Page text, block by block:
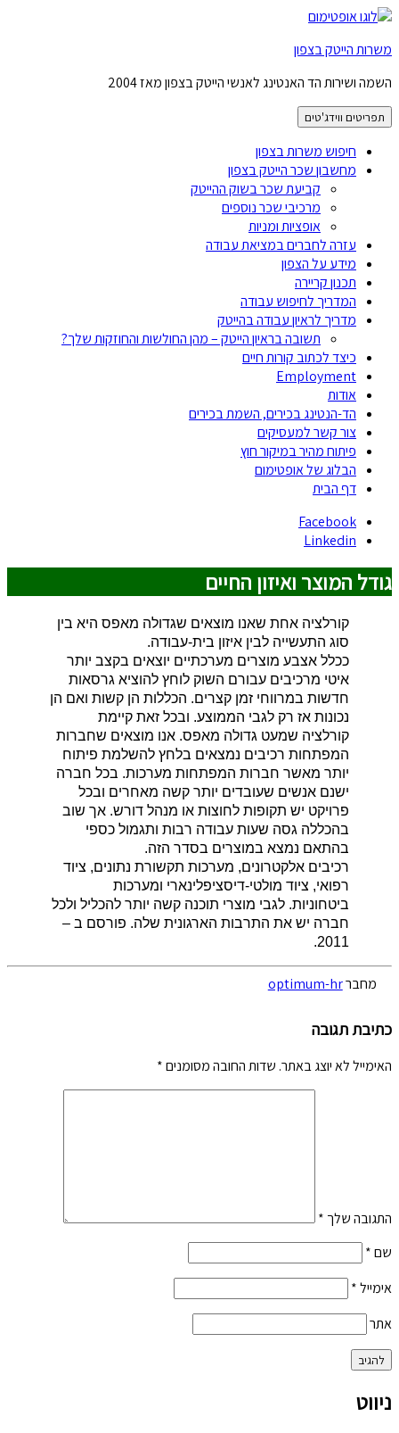
משרות הייטק בצפון
השמה ושירות הד האנטינג לאנשי הייטק בצפון מאז 2004
תפריטים ווידג'טים
חיפוש משרות בצפון
מחשבון שכר הייטק בצפון
קביעת שכר בשוק ההייטק
מרכיבי שכר נוספים
אופציות ומניות
עזרה לחברים במציאת עבודה
מידע על הצפון
תכנון קריירה
המדריך לחיפוש עבודה
מדריך לראיון עבודה בהייטק
תשובה בראיון הייטק – מהן החולשות והחוזקות שלך?
כיצד לכתוב קורות חיים
Employment
אודות
הד-הנטינג בכירים, השמת בכירים
צור קשר למעסיקים
פיתוח מהיר במיקור חוץ
הבלוג של אופטימום
דף הבית
Facebook
Linkedin
גודל המוצר ואיזון החיים
קורלציה אחת שאנו מוצאים שגדולה מאפס היא בין
סוג התעשייה לבין איזון בית-עבודה.
ככלל אצבע מוצרים מערכתיים יוצאים בקצב יותר
איטי מרכיבים עבורם השוק לוחץ להוציא גרסאות
חדשות במרווחי זמן קצרים. הכללות הן קשות ואם הן
נכונות אז רק לגבי הממוצע. ובכל זאת קיימת
קורלציה שמעט גדולה מאפס. אנו מוצאים שחברות
המפתחות רכיבים נמצאים בלחץ להשלמת פיתוח
יותר מאשר חברות המפתחות מערכות. בכל חברה
ישנם אנשים שעובדים יותר קשה מאחרים ובכל
פרויקט יש תקופות לחוצות או מנהל דורש. אך שוב
בהכללה גסה שעות עבודה רבות ותגמול כספי
בהתאם נמצא במוצרים בסדר הזה.
רכיבים אלקטרונים, מערכות תקשורת נתונים, ציוד
רפואי, ציוד מולטי-דיסציפלינארי ומערכות
ביטחוניות. לגבי מוצרי תוכנה קשה יותר להכליל ולכל
חברה יש את התרבות הארגונית שלה. פורסם ב –
2011.
מחברoptimum-hr
כתיבת תגובה
האימייל לא יוצג באתר. שדות החובה מסומנים*
התגובה שלך *
שם*
אימייל*
אתר
ניווט